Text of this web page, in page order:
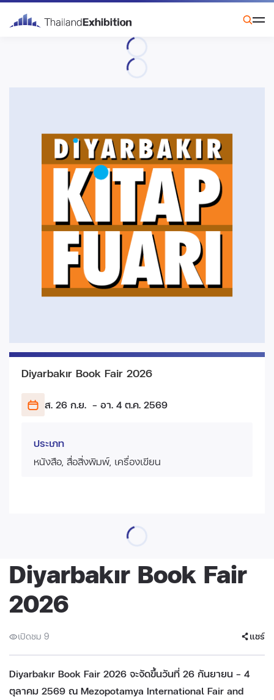
Diyarbakır Book Fair 2026
ส. 26 ก.ย. - อา. 4 ต.ค. 2569
ประเภท
หนังสือ, สื่อสิ่งพิมพ์, เครื่องเขียน
Diyarbakır Book Fair
2026
เปิดชม 9 แชร์
Diyarbakır Book Fair 2026 จะจัดขึ้นวันที่ 26 กันยายน – 4
ตุลาคม 2569 ณ Mezopotamya International Fair and